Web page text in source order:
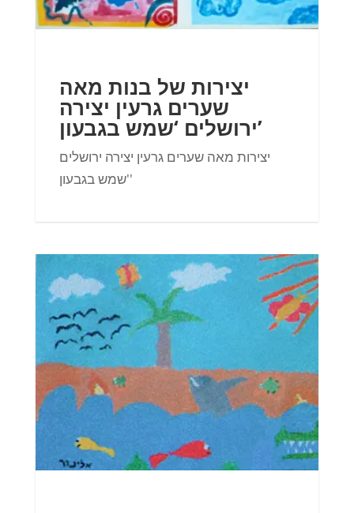
יצירות של בנות מאה
שערים גרעין יצירה
ירושלים ‘שמש בגבעון’
יצירות מאה שערים גרעין יצירה ירושלים
'שמש בגבעון'